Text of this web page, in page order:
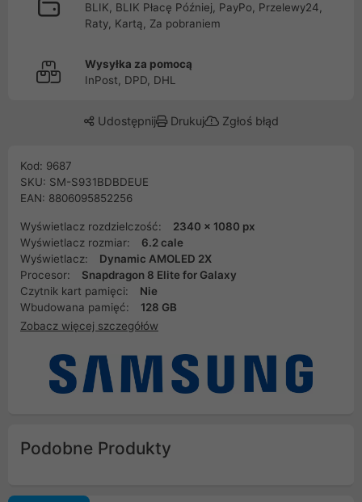
BLIK, BLIK Płacę Później, PayPo, Przelewy24,
Raty, Kartą, Za pobraniem
Wysyłka za pomocą
InPost, DPD, DHL
Udostępnij Drukuj Zgłoś błąd
Kod: 9687
SKU: SM-S931BDBDEUE
EAN: 8806095852256
Wyświetlacz rozdzielczość:
2340 x 1080 px
Wyświetlacz rozmiar:
6.2 cale
Wyświetlacz:
Dynamic AMOLED 2X
Procesor:
Snapdragon 8 Elite for Galaxy
Czytnik kart pamięci:
Nie
Wbudowana pamięć:
128 GB
Zobacz więcej szczegółów
Podobne Produkty